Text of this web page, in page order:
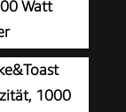
Watt
1000